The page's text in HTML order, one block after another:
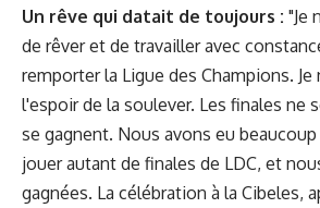
Un rêve qui datait de toujours : "Je
de rêver et de travailler avec
remporter la Ligue des Champions. Je
l'espoir de la soulever. Les finales ne
se gagnent. Nous avons eu
jouer autant de finales de LDC, et
gagnées. La célébration à la Cibeles,